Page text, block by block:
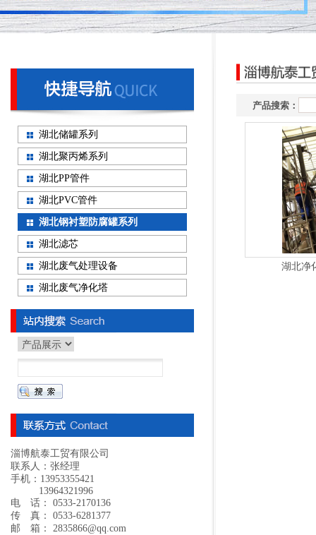
湖北储罐系列
湖北聚丙烯系列
湖北PP管件
湖北PVC管件
湖北钢衬塑防腐罐系列
湖北滤芯
湖北废气处理设备
湖北废气净化塔
淄博航泰工贸有限公司
联系人：张经理
手机：13953355421
13964321996
电 话： 0533-2170136
传 真： 0533-6281377
邮 箱： 2835866@qq.com
产品搜索：
湖北净